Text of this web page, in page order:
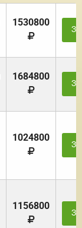
1530800
1684800
1024800
1156800